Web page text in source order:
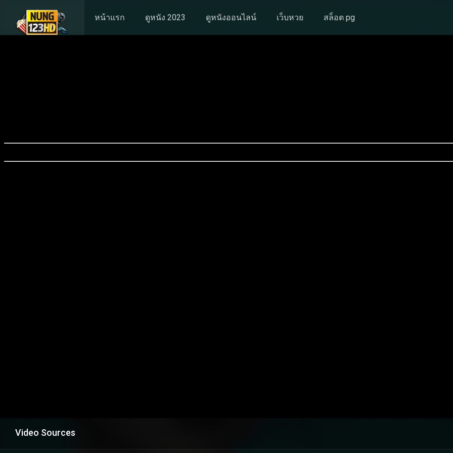
หน้าแรก ดูหนัง 2023 ดูหนังออนไลน์ เว็บหวย สล็อต pg
Video Sources